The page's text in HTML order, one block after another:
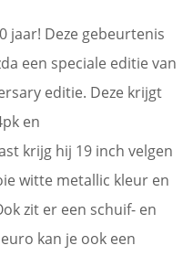
jaar! Deze gebeurtenis
een speciale editie van
editie. Deze krijgt
en
krijg hij 19 inch velgen
witte metallic kleur en
zit er een schuif- en
kan je ook een